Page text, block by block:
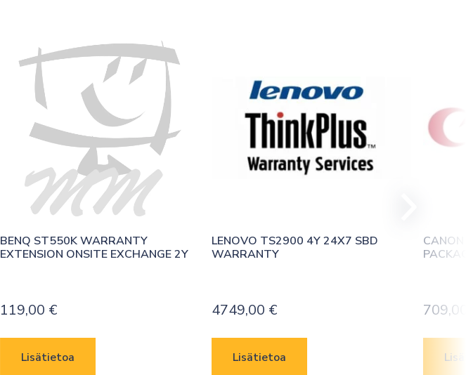
BENQ ST550K WARRANTY
EXTENSION ONSITE EXCHANGE 2Y
119,00 €
Lisätietoa
LENOVO TS2900 4Y 24X7 SBD
WARRANTY
4749,00 €
Lisätietoa